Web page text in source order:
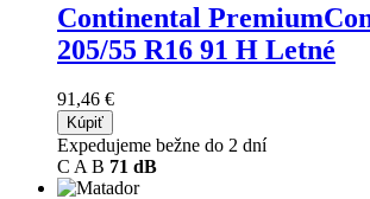
Continental
205/55 R16 91 H Letné
91,46 €
Kúpiť
Expedujeme bežne do 2 dní
C A B 71 dB